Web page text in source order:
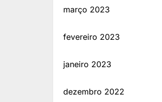
março 2023
fevereiro 2023
janeiro 2023
dezembro 2022